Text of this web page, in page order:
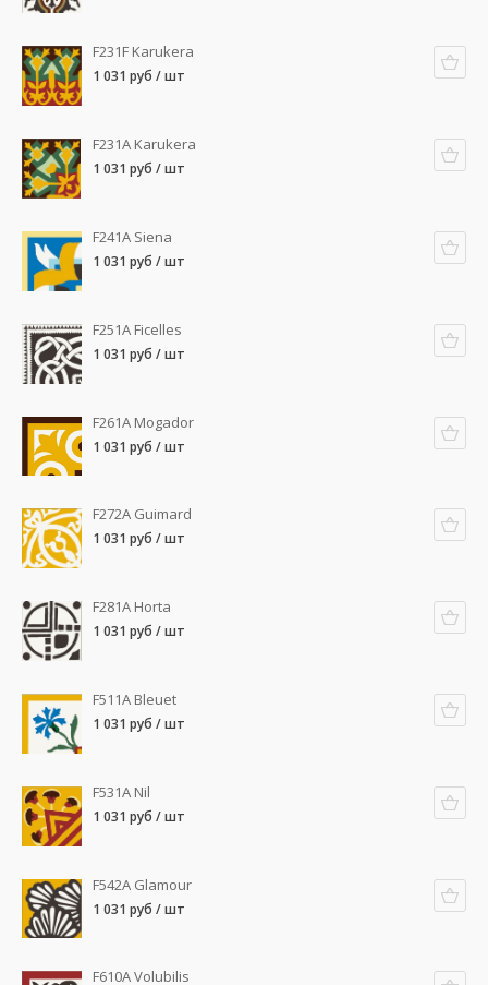
F231F Karukera
1 031 руб / шт
F231A Karukera
1 031 руб / шт
F241A Siena
1 031 руб / шт
F251A Ficelles
1 031 руб / шт
F261A Mogador
1 031 руб / шт
F272A Guimard
1 031 руб / шт
F281A Horta
1 031 руб / шт
F511A Bleuet
1 031 руб / шт
F531A Nil
1 031 руб / шт
F542A Glamour
1 031 руб / шт
F610A Volubilis